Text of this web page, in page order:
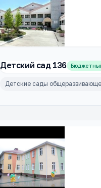
Детский сад 136
Детские сады